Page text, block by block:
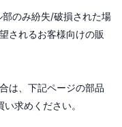
のみ紛失/破損された場
されるお客様向けの販
は、下記ページの部品
求めください。